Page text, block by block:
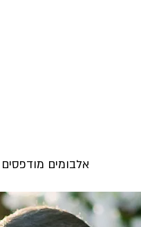
אלבומים מודפסים